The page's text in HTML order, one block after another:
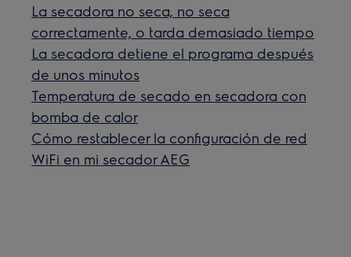
La secadora no seca, no seca
correctamente, o tarda demasiado tiempo
La secadora detiene el programa después
de unos minutos
Temperatura de secado en secadora con
bomba de calor
Cómo restablecer la configuración de red
WiFi en mi secador AEG